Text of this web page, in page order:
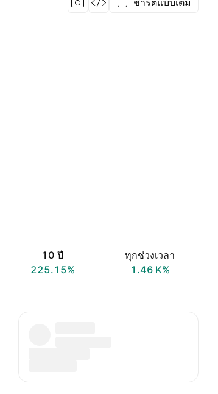
ชาร์ตแบบเต็ม
10 ปี
225.15%
ทุกช่วงเวลา
‪1.46 K‬%